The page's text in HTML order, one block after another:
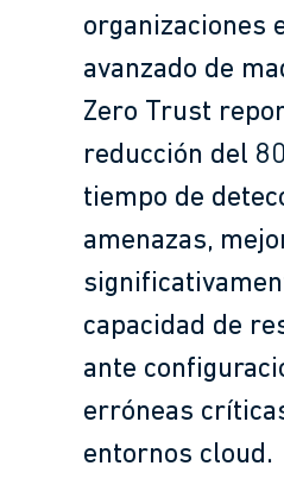
organizaciones
avanzado de
Zero Trust
reducción del
tiempo de
amenazas,
capacidad de
ante
erróneas
entornos cloud.